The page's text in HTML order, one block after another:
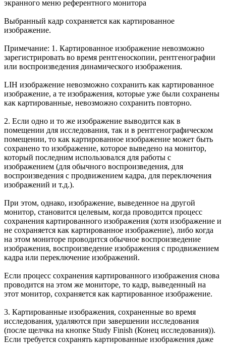
экранного меню референтного монитора
Выбранный кадр сохраняется как картированное
изображение.
Примечание: 1. Картированное изображение невозможно
зарегистрировать во время рентгеноскопии, рентгенографии
или воспроизведения динамического изображения.
LIH изображение невозможно сохранить как картированное
изображение, а те изображения, которые уже были сохранены
как картированные, невозможно сохранить повторно.
2. Если одно и то же изображение выводится как в
помещении для исследования, так и в рентгенографическом
помещении, то как картированное изображение может быть
сохранено то изображение, которое выведено на монитор,
который последним использовался для работы с
изображением (для обычного воспроизведения, для
воспроизведения с продвижением кадра, для переключения
изображений и т.д.).
При этом, однако, изображение, выведенное на другой
монитор, становится целевым, когда проводится процесс
сохранения картированного изображения (хотя изображение и
не сохраняется как картированное изображение), либо когда
на этом мониторе проводится обычное воспроизведение
изображения, воспроизведение изображения с продвижением
кадра или переключение изображений.
Если процесс сохранения картированного изображения снова
проводится на этом же мониторе, то кадр, выведенный на
этот монитор, сохраняется как картированное изображение.
3. Картированные изображения, сохраненные во время
исследования, удаляются при завершении исследования
(после щелчка на кнопке Study Finish (Конец исследования)).
Если требуется сохранять картированные изображения даже